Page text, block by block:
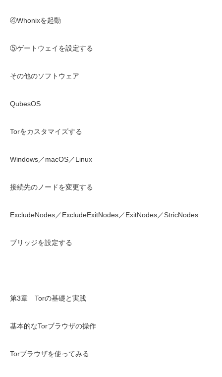
④Whonixを起動
⑤ゲートウェイを設定する
その他のソフトウェア
QubesOS
Torをカスタマイズする
Windows／macOS／Linux
接続先のノードを変更する
ExcludeNodes／ExcludeExitNodes／ExitNodes／StricNodes
ブリッジを設定する
第3章 Torの基礎と実践
基本的なTorブラウザの操作
Torブラウザを使ってみる